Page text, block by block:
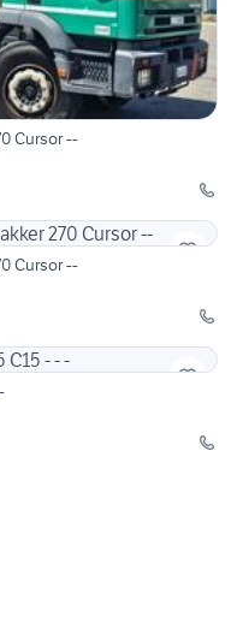
Cursor --
Cursor --